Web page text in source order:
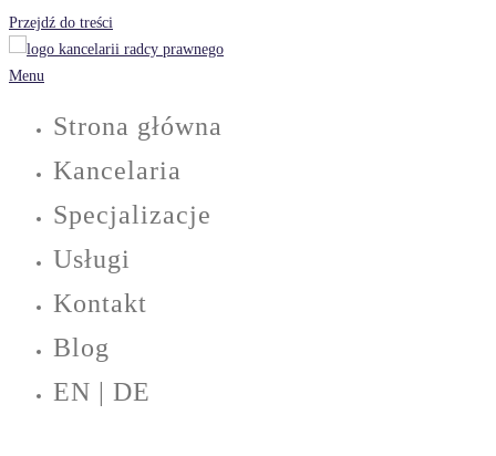
Przejdź do treści
Menu
Strona główna
Kancelaria
Specjalizacje
Usługi
Kontakt
Blog
EN | DE